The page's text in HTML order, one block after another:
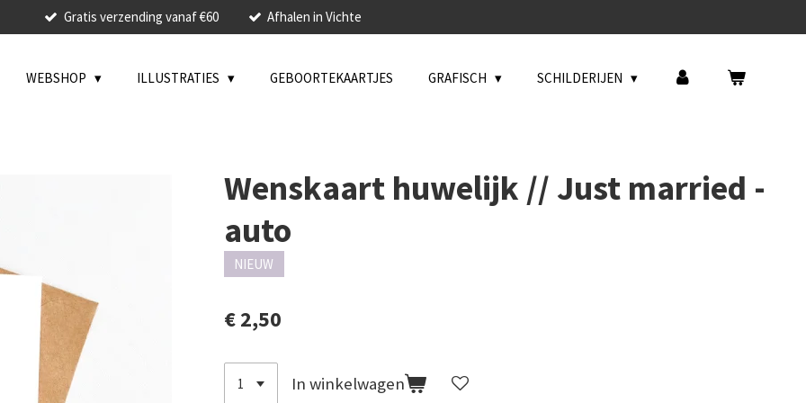
Gratis verzending vanaf €60 Afhalen in Vichte
WEBSHOP ILLUSTRATIES GEBOORTEKAARTJES GRAFISCH SCHILDERIJEN
Wenskaart huwelijk // Just married -
auto
NIEUW
€ 2,50
In winkelwagen